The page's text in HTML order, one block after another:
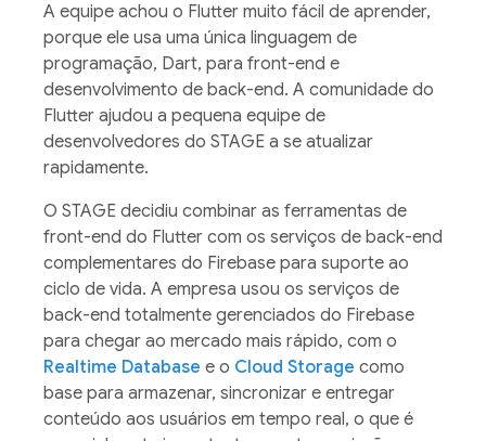
A equipe achou o Flutter muito fácil de aprender,
porque ele usa uma única linguagem de
programação, Dart, para front-end e
desenvolvimento de back-end. A comunidade do
Flutter ajudou a pequena equipe de
desenvolvedores do STAGE a se atualizar
rapidamente.
O STAGE decidiu combinar as ferramentas de
front-end do Flutter com os serviços de back-end
complementares do Firebase para suporte ao
ciclo de vida. A empresa usou os serviços de
back-end totalmente gerenciados do Firebase
para chegar ao mercado mais rápido, com o
Realtime Database e o Cloud Storage como
base para armazenar, sincronizar e entregar
conteúdo aos usuários em tempo real, o que é